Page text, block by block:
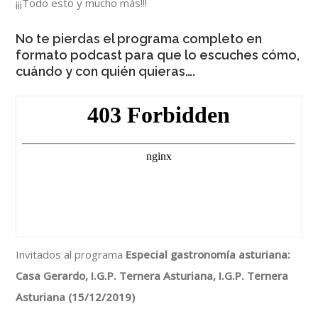
No te pierdas el programa completo en
formato podcast para que lo escuches cómo,
cuándo y con quién quieras….
Invitados al programa Especial gastronomía asturiana:
Casa Gerardo, I.G.P. Ternera Asturiana, I.G.P. Ternera
Asturiana (15/12/2019)